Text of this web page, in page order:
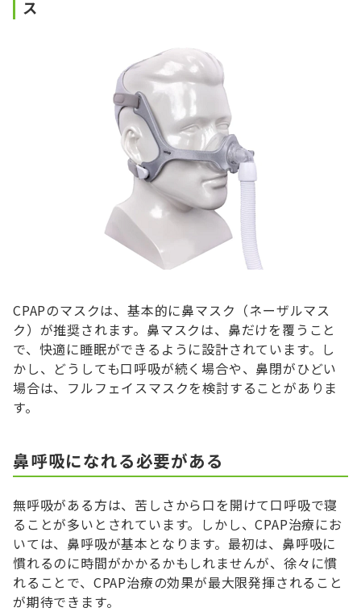
ス
CPAPのマスクは、基本的に鼻マスク（ネーザルマス
ク）が推奨されます。鼻マスクは、鼻だけを覆うこと
で、快適に睡眠ができるように設計されています。し
かし、どうしても口呼吸が続く場合や、鼻閉がひどい
場合は、フルフェイスマスクを検討することがありま
す。
鼻呼吸になれる必要がある
無呼吸がある方は、苦しさから口を開けて口呼吸で寝
ることが多いとされています。しかし、CPAP治療にお
いては、鼻呼吸が基本となります。最初は、鼻呼吸に
慣れるのに時間がかかるかもしれませんが、徐々に慣
れることで、CPAP治療の効果が最大限発揮されること
が期待できます。